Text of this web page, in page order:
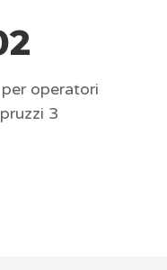
operatori
3